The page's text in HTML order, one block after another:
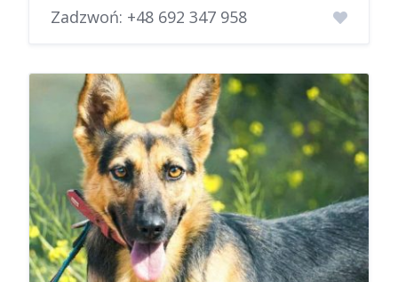
Zadzwoń: +48 692 347 958